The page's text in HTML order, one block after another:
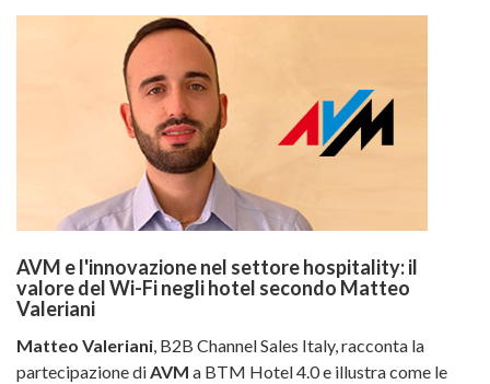
AVM e l'innovazione nel settore hospitality: il
valore del Wi-Fi negli hotel secondo Matteo
Valeriani
Matteo Valeriani, B2B Channel Sales Italy, racconta la
partecipazione diAVM a BTM Hotel 4.0 e illustra come le